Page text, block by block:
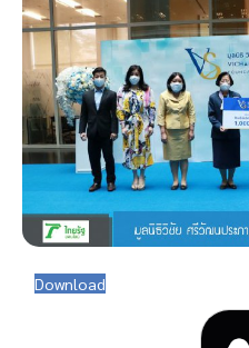
Download